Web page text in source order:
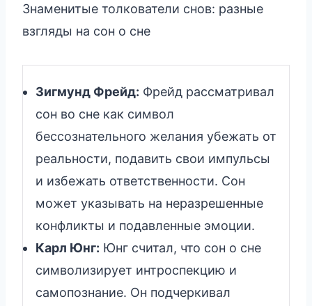
Знаменитые толкователи снов: разные
взгляды на сон о сне
Зигмунд Фрейд: Фрейд рассматривал
сон во сне как символ
бессознательного желания убежать от
реальности, подавить свои импульсы
и избежать ответственности. Сон
может указывать на неразрешенные
конфликты и подавленные эмоции.
Карл Юнг: Юнг считал, что сон о сне
символизирует интроспекцию и
самопознание. Он подчеркивал